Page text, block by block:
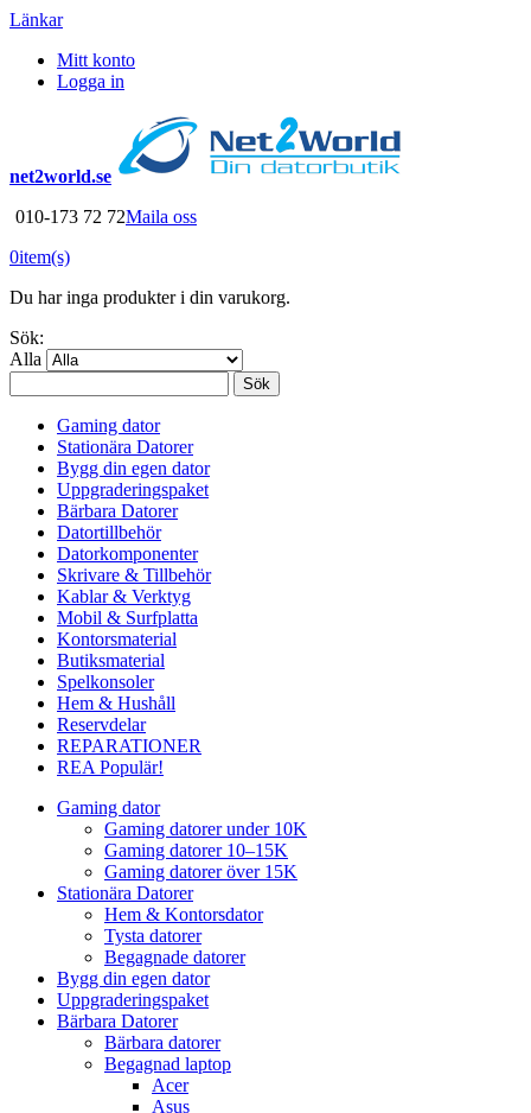
Länkar
Mitt konto
Logga in
net2world.se
010-173 72 72Maila oss
0item(s)
Du har inga produkter i din varukorg.
Sök:
Alla
Sök
Gaming dator
Stationära Datorer
Bygg din egen dator
Uppgraderingspaket
Bärbara Datorer
Datortillbehör
Datorkomponenter
Skrivare & Tillbehör
Kablar & Verktyg
Mobil & Surfplatta
Kontorsmaterial
Butiksmaterial
Spelkonsoler
Hem & Hushåll
Reservdelar
REPARATIONER
REA Populär!
Gaming dator
Gaming datorer under 10K
Gaming datorer 10–15K
Gaming datorer över 15K
Stationära Datorer
Hem & Kontorsdator
Tysta datorer
Begagnade datorer
Bygg din egen dator
Uppgraderingspaket
Bärbara Datorer
Bärbara datorer
Begagnad laptop
Acer
Asus